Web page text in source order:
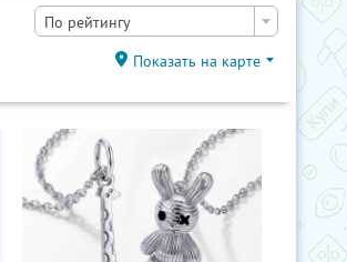
По рейтингу
Показать на карте